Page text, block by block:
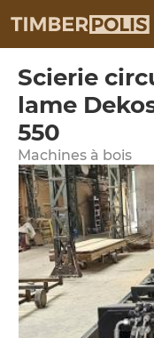
Scierie
lame
550
Machines à bois